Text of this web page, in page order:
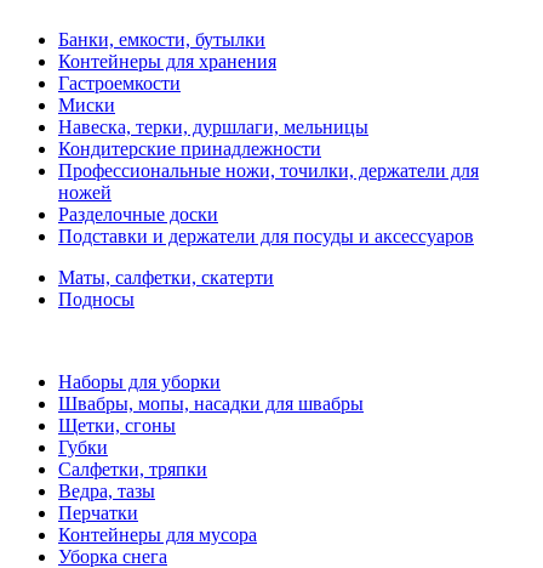
Банки, емкости, бутылки
Контейнеры для хранения
Гастроемкости
Миски
Навеска, терки, дуршлаги, мельницы
Кондитерские принадлежности
Профессиональные ножи, точилки, держатели для
ножей
Разделочные доски
Подставки и держатели для посуды и аксессуаров
Маты, салфетки, скатерти
Подносы
Наборы для уборки
Швабры, мопы, насадки для швабры
Щетки, сгоны
Губки
Салфетки, тряпки
Ведра, тазы
Перчатки
Контейнеры для мусора
Уборка снега